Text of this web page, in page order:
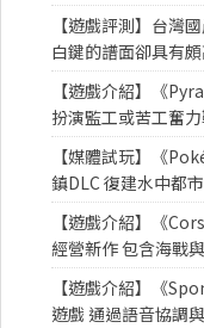
【遊戲評測】台灣
白鍵的譜面卻具有
【遊戲介紹】《
扮演監工或苦工奮
【媒體試玩】《
鎮DLC 復建水中都
【遊戲介紹】《
經營新作 包含海戰
【遊戲介紹】《
遊戲 通過語音協調